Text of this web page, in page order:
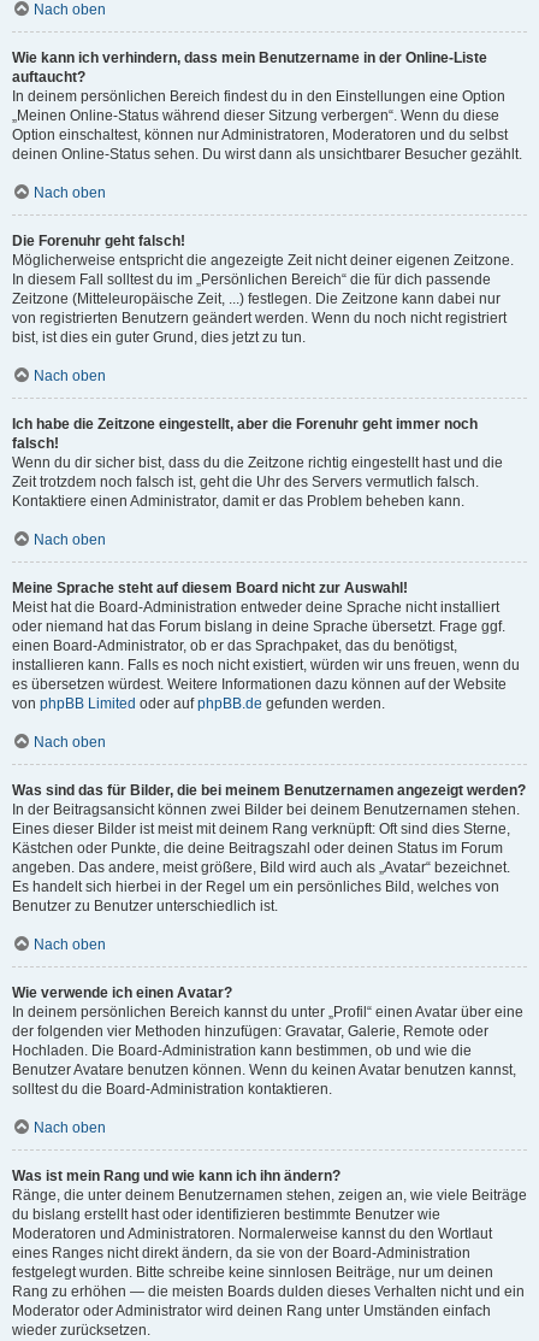
Nach oben
Wie kann ich verhindern, dass mein Benutzername in der Online-Liste
auftaucht?
In deinem persönlichen Bereich findest du in den Einstellungen eine Option
„Meinen Online-Status während dieser Sitzung verbergen“. Wenn du diese
Option einschaltest, können nur Administratoren, Moderatoren und du selbst
deinen Online-Status sehen. Du wirst dann als unsichtbarer Besucher gezählt.
Nach oben
Die Forenuhr geht falsch!
Möglicherweise entspricht die angezeigte Zeit nicht deiner eigenen Zeitzone.
In diesem Fall solltest du im „Persönlichen Bereich“ die für dich passende
Zeitzone (Mitteleuropäische Zeit, ...) festlegen. Die Zeitzone kann dabei nur
von registrierten Benutzern geändert werden. Wenn du noch nicht registriert
bist, ist dies ein guter Grund, dies jetzt zu tun.
Nach oben
Ich habe die Zeitzone eingestellt, aber die Forenuhr geht immer noch
falsch!
Wenn du dir sicher bist, dass du die Zeitzone richtig eingestellt hast und die
Zeit trotzdem noch falsch ist, geht die Uhr des Servers vermutlich falsch.
Kontaktiere einen Administrator, damit er das Problem beheben kann.
Nach oben
Meine Sprache steht auf diesem Board nicht zur Auswahl!
Meist hat die Board-Administration entweder deine Sprache nicht installiert
oder niemand hat das Forum bislang in deine Sprache übersetzt. Frage ggf.
einen Board-Administrator, ob er das Sprachpaket, das du benötigst,
installieren kann. Falls es noch nicht existiert, würden wir uns freuen, wenn du
es übersetzen würdest. Weitere Informationen dazu können auf der Website
von phpBB Limited oder aufphpBB.de gefunden werden.
Nach oben
Was sind das für Bilder, die bei meinem Benutzernamen angezeigt werden?
In der Beitragsansicht können zwei Bilder bei deinem Benutzernamen stehen.
Eines dieser Bilder ist meist mit deinem Rang verknüpft: Oft sind dies Sterne,
Kästchen oder Punkte, die deine Beitragszahl oder deinen Status im Forum
angeben. Das andere, meist größere, Bild wird auch als „Avatar“ bezeichnet.
Es handelt sich hierbei in der Regel um ein persönliches Bild, welches von
Benutzer zu Benutzer unterschiedlich ist.
Nach oben
Wie verwende ich einen Avatar?
In deinem persönlichen Bereich kannst du unter „Profil“ einen Avatar über eine
der folgenden vier Methoden hinzufügen: Gravatar, Galerie, Remote oder
Hochladen. Die Board-Administration kann bestimmen, ob und wie die
Benutzer Avatare benutzen können. Wenn du keinen Avatar benutzen kannst,
solltest du die Board-Administration kontaktieren.
Nach oben
Was ist mein Rang und wie kann ich ihn ändern?
Ränge, die unter deinem Benutzernamen stehen, zeigen an, wie viele Beiträge
du bislang erstellt hast oder identifizieren bestimmte Benutzer wie
Moderatoren und Administratoren. Normalerweise kannst du den Wortlaut
eines Ranges nicht direkt ändern, da sie von der Board-Administration
festgelegt wurden. Bitte schreibe keine sinnlosen Beiträge, nur um deinen
Rang zu erhöhen — die meisten Boards dulden dieses Verhalten nicht und ein
Moderator oder Administrator wird deinen Rang unter Umständen einfach
wieder zurücksetzen.